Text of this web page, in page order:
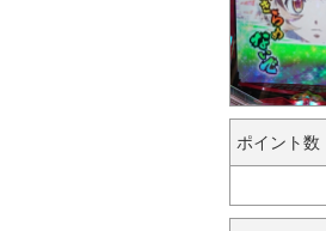
ポイント数